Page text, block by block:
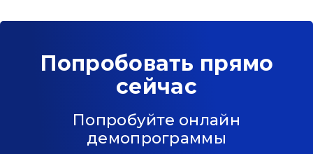
Попробовать прямо
сейчас
Попробуйте онлайн
демопрограммы